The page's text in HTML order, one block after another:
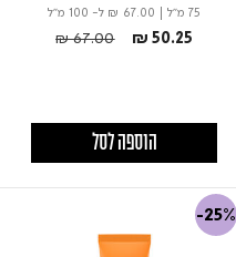
75 מ"ל ₪ 67.00 ל- 100 מ"ל
₪ 50.25
Price reduced from
₪ 67.00to
הוספה לסל
-25%